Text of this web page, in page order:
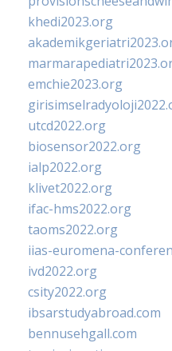
khedi2023.org
emchie2023.org
utcd2022.org
biosensor2022.org
ialp2022.org
klivet2022.org
ifac-hms2022.org
taoms2022.org
iias-euromena-
ivd2022.org
csity2022.org
ibsarstudyabroad.com
bennusehgall.com